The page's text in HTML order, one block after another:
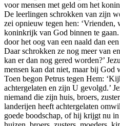
voor mensen met geld om het
De leerlingen schrokken van zijn
zei opnieuw tegen hen:
koninkrijk van God binnen te
door het oog van een naald dan
Daar schrokken ze nog meer van
kan er dan nog gered worden?’
mensen kan dat niet, maar bij God
Toen begon Petrus tegen Hem:
achtergelaten en zijn U gevolgd.’
niemand die zijn huis, broers,
landerijen heeft achtergelaten
goede boodschap, of hij krijgt nu